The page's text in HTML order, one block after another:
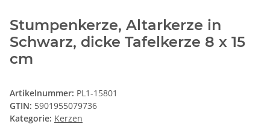
Stumpenkerze, Altarkerze in
Schwarz, dicke Tafelkerze 8 x 15
cm
Artikelnummer: PL1-15801
GTIN: 5901955079736
Kategorie: Kerzen